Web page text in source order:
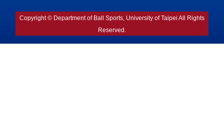
Copyright © Department of Ball Sports, University of Taipei All Rights
Reserved.